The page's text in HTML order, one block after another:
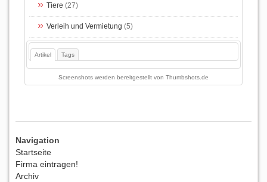
Tiere (27)
Verleih und Vermietung (5)
Artikel Tags
Screenshots werden bereitgestellt von Thumbshots.de
Navigation
Startseite
Firma eintragen!
Archiv